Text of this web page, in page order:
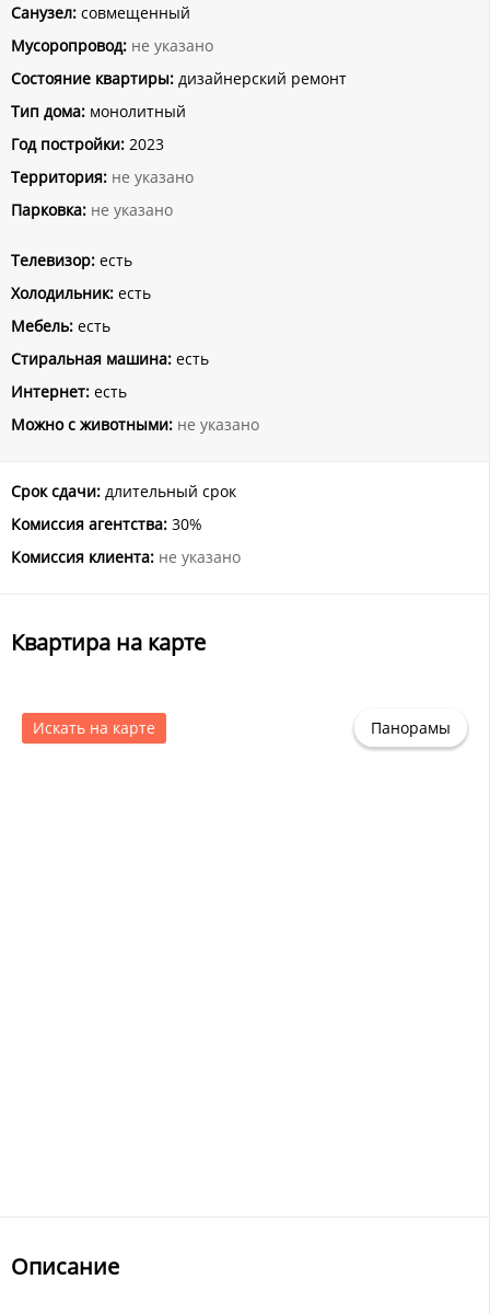
Санузел: совмещенный
Мусоропровод: не указано
Состояние квартиры: дизайнерский ремонт
Тип дома: монолитный
Год постройки: 2023
Территория: не указано
Парковка: не указано
Телевизор: есть
Холодильник: есть
Мебель: есть
Стиральная машина: есть
Интернет: есть
Можно с животными: не указано
Срок сдачи: длительный срок
Комиссия агентства: 30%
Комиссия клиента: не указано
Описание
Квартира на карте
Искать на карте Панорамы